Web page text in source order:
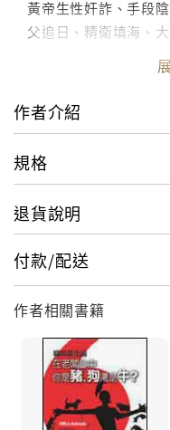
黃帝生性奸詐、手段
父追日、精衛填海、
且看霧滿攔江如何以
《山海經》中沉寂千
作者介紹
規格
退貨說明
付款/配送
作者相關書籍